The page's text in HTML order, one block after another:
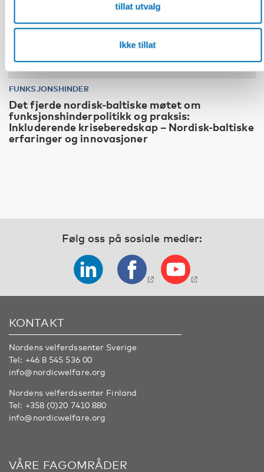
tillat utvalg
Ikke tillat
FUNKSJONSHINDER
Det fjerde nordisk-baltiske møtet om
funksjonshinderpolitikk og praksis:
Inkluderende kriseberedskap – Nordisk-baltiske
erfaringer og innovasjoner
Følg oss på sosiale medier:
KONTAKT
Nordens velferdssenter Sverige
Tel: +46 8 545 536 00
info@nordicwelfare.org
Nordens velferdssenter Finland
Tel: +358 (0)20 7410 880
info@nordicwelfare.org
VÅRE FAGOMRÅDER